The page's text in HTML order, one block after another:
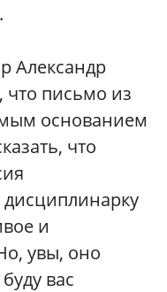
Александр
что письмо из
основанием
что
и
увы, оно
вас